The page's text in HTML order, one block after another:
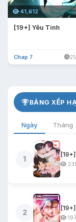
41,612
[19+] Yêu Tinh
Chap 7
BẢNG XẾP
Ngày Tháng
1
2